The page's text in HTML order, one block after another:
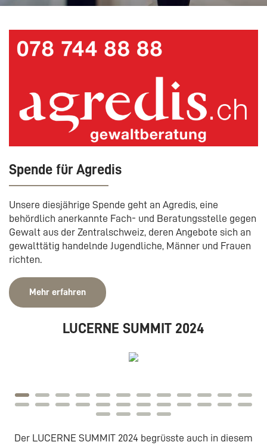
Spende für Agredis
Unsere diesjährige Spende geht an Agredis, eine
behördlich anerkannte Fach- und Beratungsstelle gegen
Gewalt aus der Zentralschweiz, deren Angebote sich an
gewalttätig handelnde Jugendliche, Männer und Frauen
richten.
Mehr erfahren
LUCERNE SUMMIT 2024
Der LUCERNE SUMMIT 2024 begrüsste auch in diesem